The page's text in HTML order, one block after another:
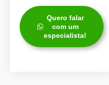
Quero falar
com um
especialista!